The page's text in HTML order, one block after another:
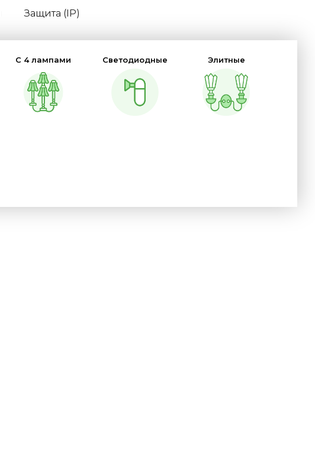
Защита (IP)
С 4 лампами Светодиодные Элитные